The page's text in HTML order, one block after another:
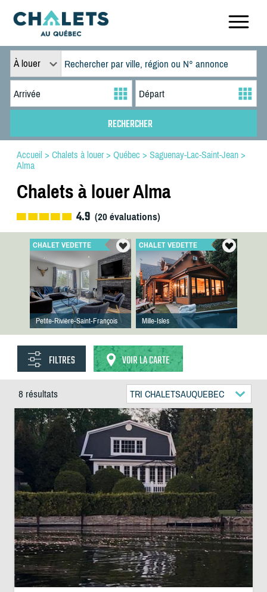
À louer
Accueil > Chalets à louer> Québec > Saguenay-Lac-Saint-Jean>
Alma
Chalets à louer Alma
4.9 (20évaluations)
CHALET VEDETTE
Petite-Rivière-Saint-François
CHALET VEDETTE
Mille-Isles
FILTRES VOIR LA CARTE
8 résultats TRI CHALETSAUQUEBEC